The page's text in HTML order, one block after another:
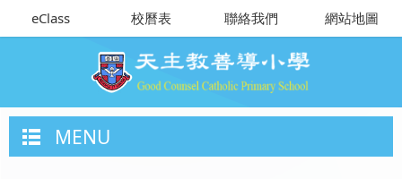
eClass 校曆表 聯絡我們 網站地圖
MENU